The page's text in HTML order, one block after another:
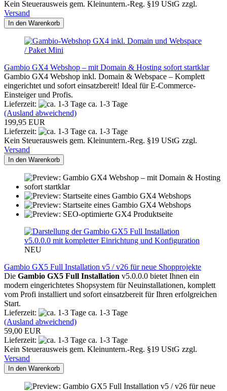
Kein Steuerausweis gem. Kleinuntern.-Reg. §19 UStG zzgl.
Versand
In den Warenkorb
Gambio GX4 Webshop – mit Domain & Hosting sofort startklar
Gambio GX4 Webshop inkl. Domain & Webspace – Komplett
eingerichtet und sofort einsatzbereit! Ideal für E-Commerce-
Einsteiger und Profis.
Lieferzeit:
ca. 1-3 Tage
(Ausland abweichend)
199,95 EUR
Lieferzeit:
ca. 1-3 Tage
Kein Steuerausweis gem. Kleinuntern.-Reg. §19 UStG zzgl.
Versand
In den Warenkorb
NEU
Gambio GX5 Full Installation v5 / v26 für neue Shopprojekte
Die Gambio GX5 Full Installation v5.0.0.0 bietet Ihnen ein
modern eingerichtetes Shopsystem für Neuinstallationen, komplett
vom Profi installiert und sofort einsatzbereit für Ihren erfolgreichen
Start.
Lieferzeit:
ca. 1-3 Tage
(Ausland abweichend)
59,00 EUR
Lieferzeit:
ca. 1-3 Tage
Kein Steuerausweis gem. Kleinuntern.-Reg. §19 UStG zzgl.
Versand
In den Warenkorb